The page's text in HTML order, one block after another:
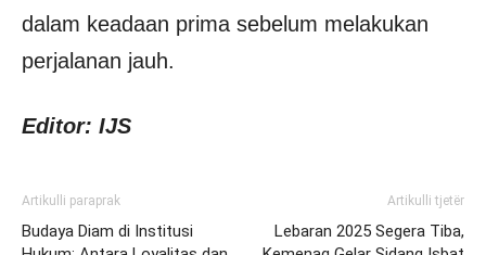
dalam keadaan prima sebelum melakukan
perjalanan jauh.
Editor: IJS
Artikulli paraprak
Budaya Diam di Institusi
Artikulli tjetër
Lebaran 2025 Segera Tiba,